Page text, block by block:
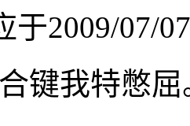
于2009/07/
键我特憋